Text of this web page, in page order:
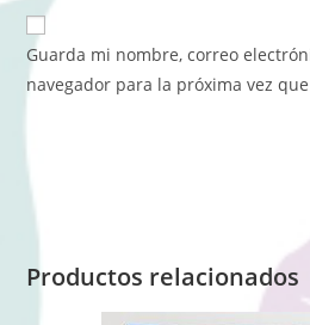
Guarda mi nombre, correo
navegador para la próxima vez
Productos relacionados